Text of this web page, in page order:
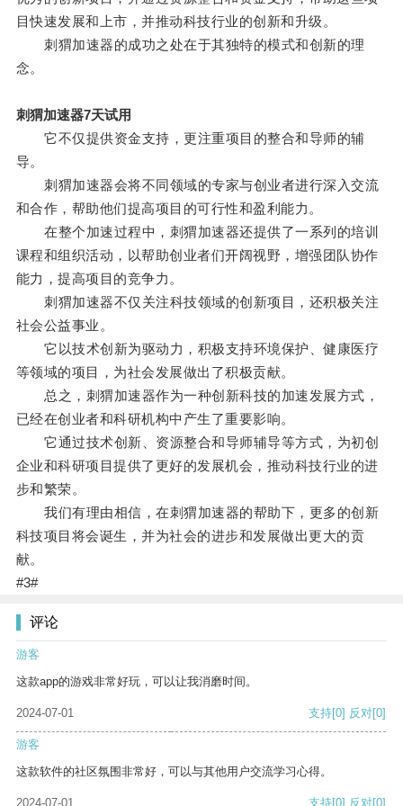
目快速发展和上市，并推动科技行业的创新和升级。
刺猬加速器的成功之处在于其独特的模式和创新的理
念。
刺猬加速器7天试用
它不仅提供资金支持，更注重项目的整合和导师的辅
导。
刺猬加速器会将不同领域的专家与创业者进行深入交流
和合作，帮助他们提高项目的可行性和盈利能力。
在整个加速过程中，刺猬加速器还提供了一系列的培训
课程和组织活动，以帮助创业者们开阔视野，增强团队协作
能力，提高项目的竞争力。
刺猬加速器不仅关注科技领域的创新项目，还积极关注
社会公益事业。
它以技术创新为驱动力，积极支持环境保护、健康医疗
等领域的项目，为社会发展做出了积极贡献。
总之，刺猬加速器作为一种创新科技的加速发展方式，
已经在创业者和科研机构中产生了重要影响。
它通过技术创新、资源整合和导师辅导等方式，为初创
企业和科研项目提供了更好的发展机会，推动科技行业的进
步和繁荣。
我们有理由相信，在刺猬加速器的帮助下，更多的创新
科技项目将会诞生，并为社会的进步和发展做出更大的贡
献。
#3#
评论
游客
这款app的游戏非常好玩，可以让我消磨时间。
2024-07-01 支持[0] 反对[0]
游客
这款软件的社区氛围非常好，可以与其他用户交流学习心得。
2024-07-01 支持[0] 反对[0]